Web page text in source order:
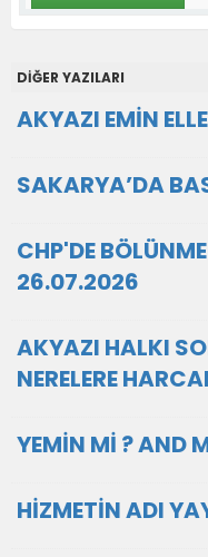
DİĞER YAZILARI
AKYAZI EMİN
SAKARYA’DA
CHP'DE
26.07.2026
AKYAZI HALKI
NERELERE
YEMİN Mİ ? AND
HİZMETİN ADI